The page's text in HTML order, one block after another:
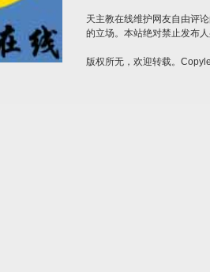
天主教在线维护网友自由评
的立场。本站绝对禁止发布
版权所无，欢迎转载。